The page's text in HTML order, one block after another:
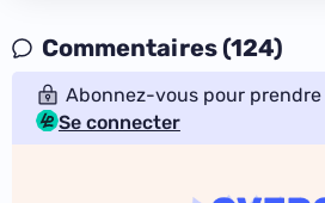
Commentaires (124)
Abonnez-vous pour
Se connecter